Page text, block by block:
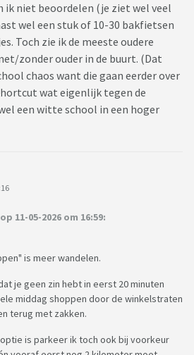
ik niet beoordelen (je ziet wel veel
wel een stuk of 10-30 bakfietsen
Toch zie ik de meeste oudere
zonder ouder in de buurt. (Dat
chaos want die gaan eerder over
wat eigenlijk tegen de
een witte school in een hoger
11-05-2026 om 16:59:
is meer wandelen.
je geen zin hebt in eerst 20 minuten
middag shoppen door de winkelstraten
terug met zakken.
is parkeer ik toch ook bij voorkeur